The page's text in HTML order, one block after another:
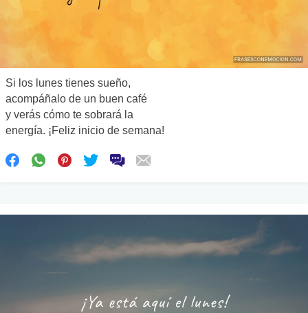
Si los lunes tienes sueño,
acompáñalo de un buen café
y verás cómo te sobrará la
energía. ¡Feliz inicio de semana!